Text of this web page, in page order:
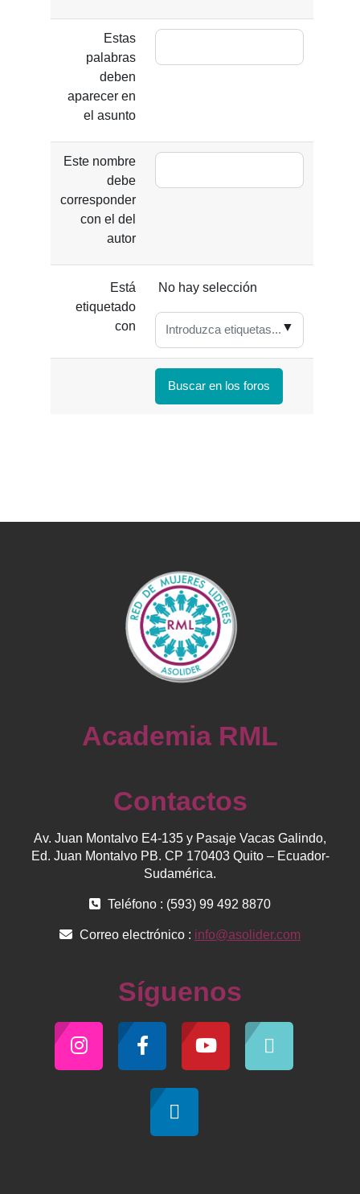
Estas
palabras
deben
aparecer en
el asunto
Este nombre
debe
corresponder
con el del
autor
Está
etiquetado
con
Ítems seleccioandos:
No hay selección
▼
Buscar en los foros
Academia RML
Contactos
Av. Juan Montalvo E4-135 y Pasaje Vacas Galindo,
Ed. Juan Montalvo PB. CP 170403 Quito – Ecuador-
Sudamérica.
Teléfono : (593) 99 492 8870
Correo electrónico : info@asolider.com
Síguenos